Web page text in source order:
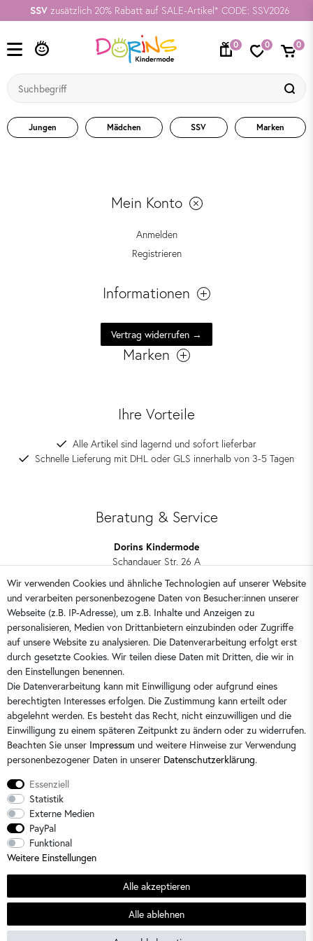
SSV zusätzlich 20% Rabatt auf SALE-Artikel* CODE: SSV2026
0 0 0
Jungen Mädchen SSV Marken
Mein Konto
Anmelden
Registrieren
Informationen
Vertrag widerrufen →
Marken
Ihre Vorteile
Alle Artikel sind lagernd und sofort lieferbar
Schnelle Lieferung mit DHL oder GLS innerhalb von 3-5 Tagen
Beratung & Service
Dorins Kindermode
Schandauer Str. 26 A
01309 Dresden
0351 28708090
kontakt@dorins-kindermode.de
Sie erreichen uns: Montag - Freitag 9 - 16 Uhr
Alle Preise sind inkl. der gesetzlichen Mehrwertsteuer und zzgl.
© 2026 Dorins Kindermode / Alle Rechte vorbehalten. /
Sommerschlussverkauf
Wir verwenden Cookies und ähnliche Technologien auf unserer Website
und verarbeiten personenbezogene Daten von Besucher:innen unserer
Webseite (z.B. IP-Adresse), um z.B. Inhalte und Anzeigen zu
personalisieren, Medien von Drittanbietern einzubinden oder Zugriffe
auf unsere Website zu analysieren. Die Datenverarbeitung erfolgt erst
durch gesetzte Cookies. Wir teilen diese Daten mit Dritten, die wir in
den Einstellungen benennen.
Die Datenverarbeitung kann mit Einwilligung oder aufgrund eines
berechtigten Interesses erfolgen. Die Zustimmung kann erteilt oder
abgelehnt werden. Es besteht das Recht, nicht einzuwilligen und die
Einwilligung zu einem späteren Zeitpunkt zu ändern oder zu widerrufen.
Beachten Sie unser Impressum und weitere Hinweise zur Verwendung
personenbezogener Daten in unserer Daten­schutz­erklärung.
Essenziell
Statistik
Externe Medien
PayPal
Funktional
Weitere Einstellungen
Alle akzeptieren
Alle ablehnen